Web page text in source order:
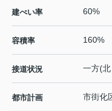
建ぺい率 60%
容積率 160%
接道状況 一方(
都市計画 市街化